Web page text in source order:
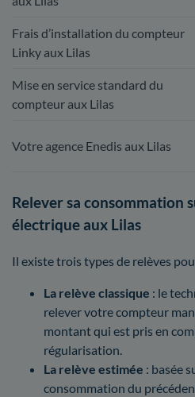
Frais d’installation du compteur
Linky aux Lilas
Mise en service standard du
compteur aux Lilas
Votre agence Enedis aux Lilas
Relever sa consommation
électrique aux Lilas
Il existe trois types de relèves
La relève classique : le
relever votre compteur
montant qui est pris en
régularisation.
La relève estimée : basée
consommation du